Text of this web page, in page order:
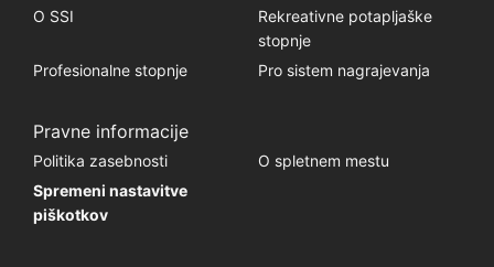
O SSI
Rekreativne potapljaške
stopnje
Profesionalne stopnje
Pro sistem nagrajevanja
Pravne informacije
Politika zasebnosti
O spletnem mestu
Spremeni nastavitve
piškotkov